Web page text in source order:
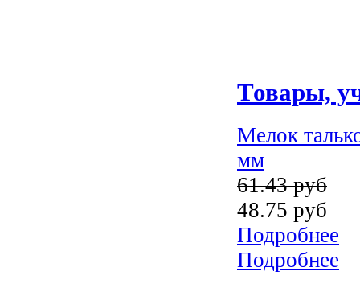
Товары,
Мелок
мм
61.43 руб
48.75 руб
Подробнее
Подробнее